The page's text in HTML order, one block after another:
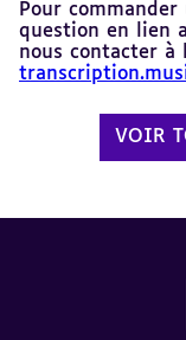
Pour
question en lien
nous contacter à
VOIR